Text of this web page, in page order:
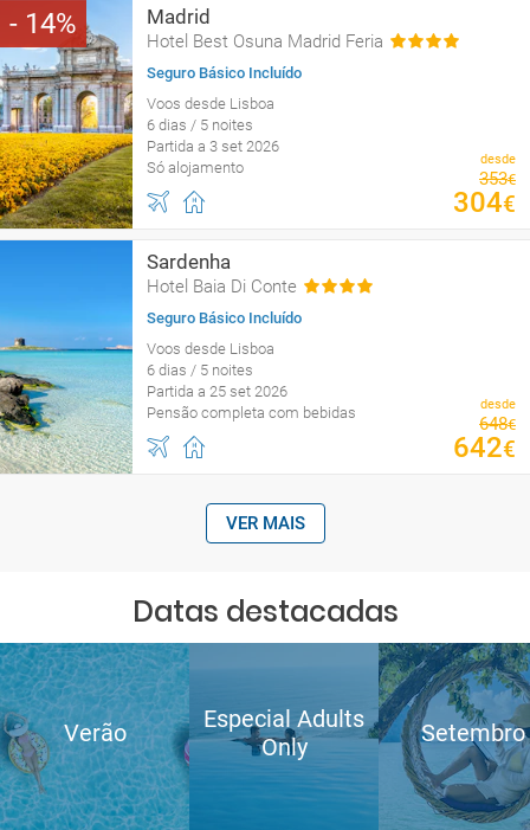
14 Madrid
Hotel Best Osuna Madrid Feria
Seguro Básico Incluído
Voos desde Lisboa
6 dias / 5 noites
Partida a 3 set 2026
Só alojamento
desde
353€
304€
Sardenha
Hotel Baia Di Conte
Seguro Básico Incluído
Voos desde Lisboa
6 dias / 5 noites
Partida a 25 set 2026
Pensão completa com bebidas
desde
648€
642€
VER MAIS
Datas destacadas
Verão
Especial Adults
Only
Setembro